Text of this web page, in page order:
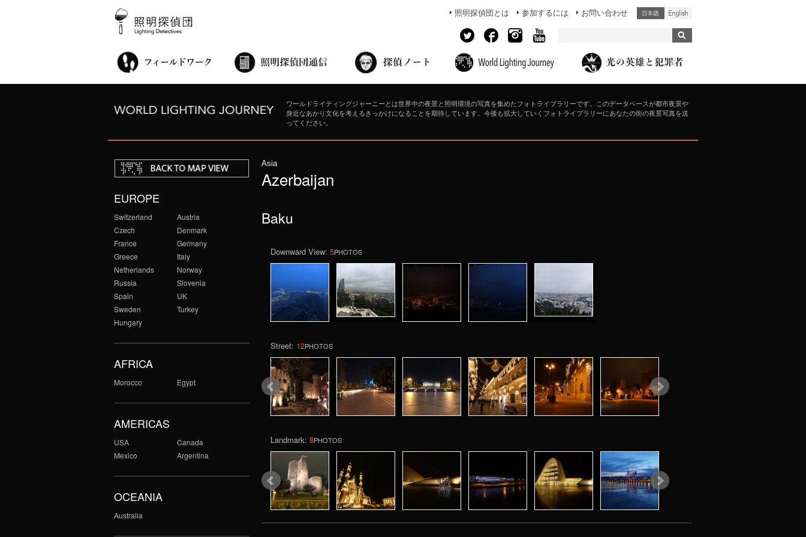
照明探偵団とは 参加するには お問い合わせ
ワールドライティングジャーニーとは世界中の夜景と照明環境の写真を集めたフォトライブラリーです。このデータベースが都市夜景や
身近なあかり文化を考えるきっかけになることを期待しています。今後も拡大していくフォトライブラリーにあなたの街の夜景写真を送
ってください。
EUROPE
Switzerland
Austria
Czech
Denmark
France
Germany
Greece
Italy
Netherlands
Norway
Russia
Slovenia
Spain
UK
Sweden
Turkey
Hungary
AFRICA
Morocco Egypt
AMERICAS
USA
Canada
Mexico
Argentina
OCEANIA
Australia
Asia
Azerbaijan
Baku
Downward View: 5PHOTOS
Street: 12PHOTOS
Landmark: 8PHOTOS